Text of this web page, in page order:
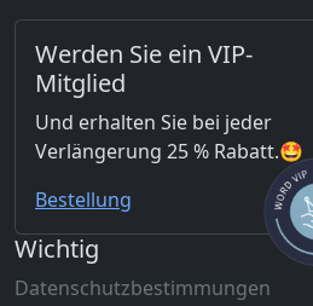
Werden Sie ein VIP-
Mitglied
Und erhalten Sie bei jeder
Verlängerung 25 % Rabatt.🤩
Bestellung
Wichtig
Datenschutzbestimmungen